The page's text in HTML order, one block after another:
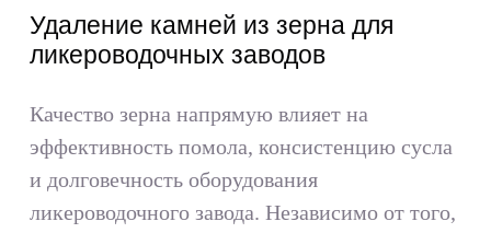
Удаление камней из зерна для
ликероводочных заводов
Качество зерна напрямую влияет на
эффективность помола, консистенцию сусла
и долговечность оборудования
ликероводочного завода. Независимо от того,